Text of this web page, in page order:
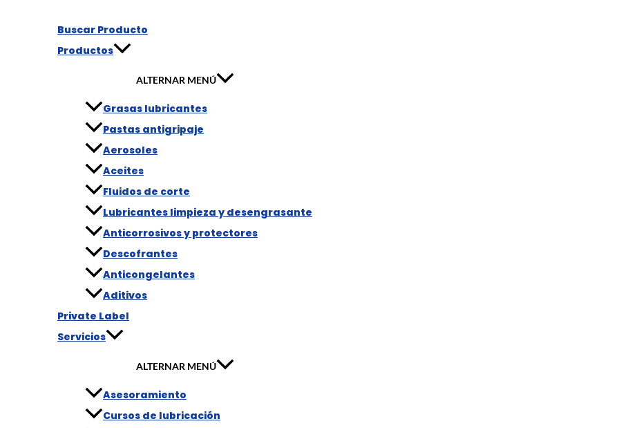
Buscar Producto
Productos
ALTERNAR MENÚ
Grasas lubricantes
Pastas antigripaje
Aerosoles
Aceites
Fluidos de corte
Lubricantes limpieza y desengrasante
Anticorrosivos y protectores
Descofrantes
Anticongelantes
Aditivos
Private Label
Servicios
ALTERNAR MENÚ
Asesoramiento
Cursos de lubricación